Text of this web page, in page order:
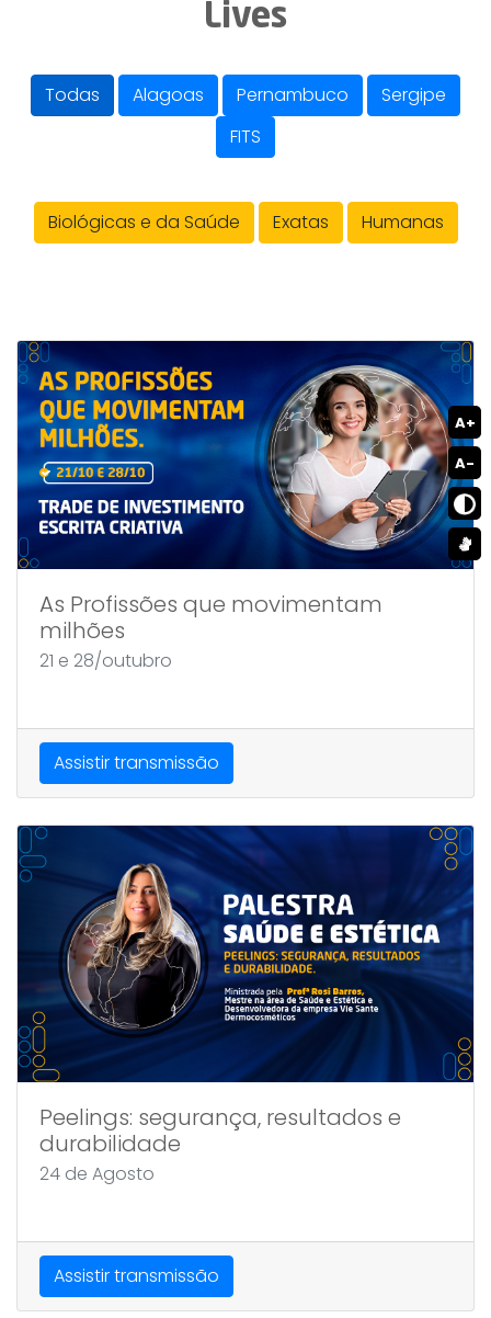
Lives
Todas Alagoas Pernambuco
Sergipe
FITS
Biológicas e da Saúde Exatas Humanas
As Profissões que movimentam
milhões
21 e 28/outubro
Assistir transmissão
Peelings: segurança, resultados e
durabilidade
24 de Agosto
Assistir transmissão
A+
A-